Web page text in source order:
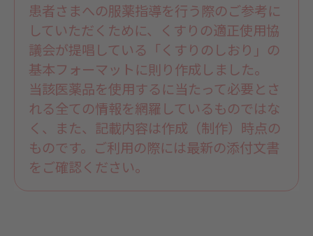
患者さまへの服薬指導を行う際のご参考に
していただくために、くすりの適正使用協
議会が提唱している「くすりのしおり」の
基本フォーマットに則り作成しました。
当該医薬品を使用するに当たって必要とさ
れる全ての情報を網羅しているものではな
く、また、記載内容は作成（制作）時点の
ものです。ご利用の際には最新の添付文書
をご確認ください。